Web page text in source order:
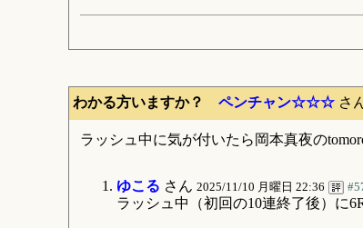
わかる方いますか？ ペンチャン☆☆☆さ
ラッシュ中に気が付いたら岡本真夜の
ゆこる さん 2025/11/10 月曜日 22:36
ラッシュ中（初回の10連終了後）に